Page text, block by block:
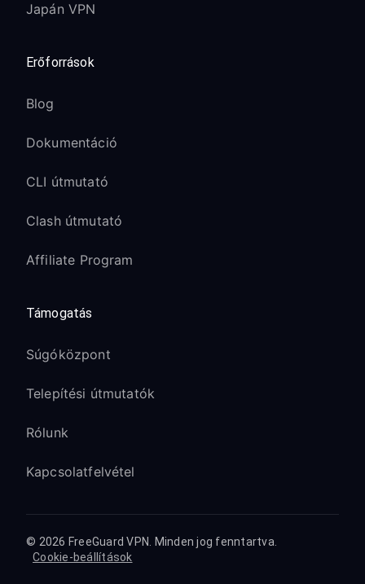
Japán VPN
Erőforrások
Blog
Dokumentáció
CLI útmutató
Clash útmutató
Affiliate Program
Támogatás
Súgóközpont
Telepítési útmutatók
Rólunk
Kapcsolatfelvétel
© 2026 FreeGuard VPN. Minden jog fenntartva.
Cookie-beállítások